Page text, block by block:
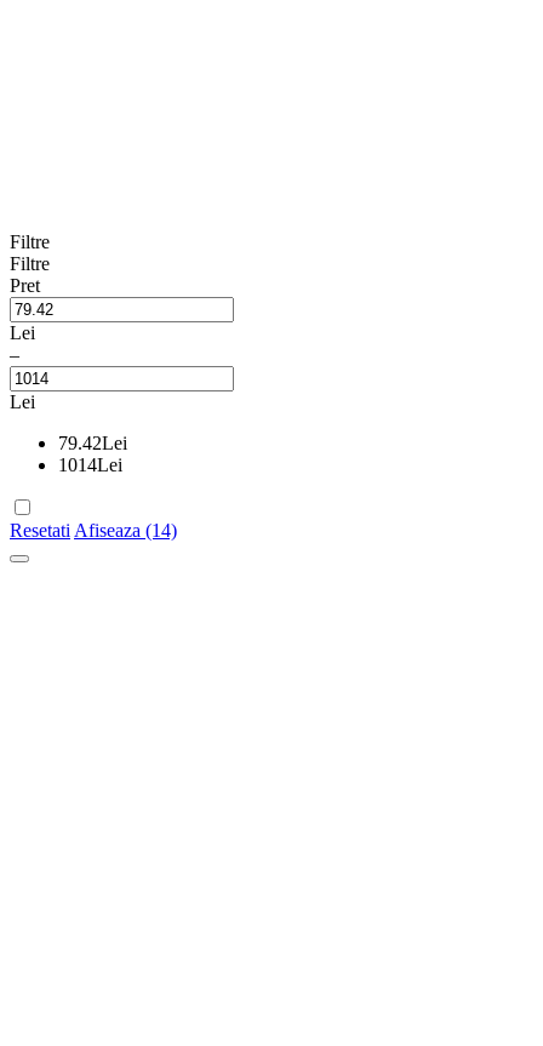
Filtre
Filtre
Pret
Lei
–
Lei
79.42Lei
1014Lei
Resetati Afiseaza (14)